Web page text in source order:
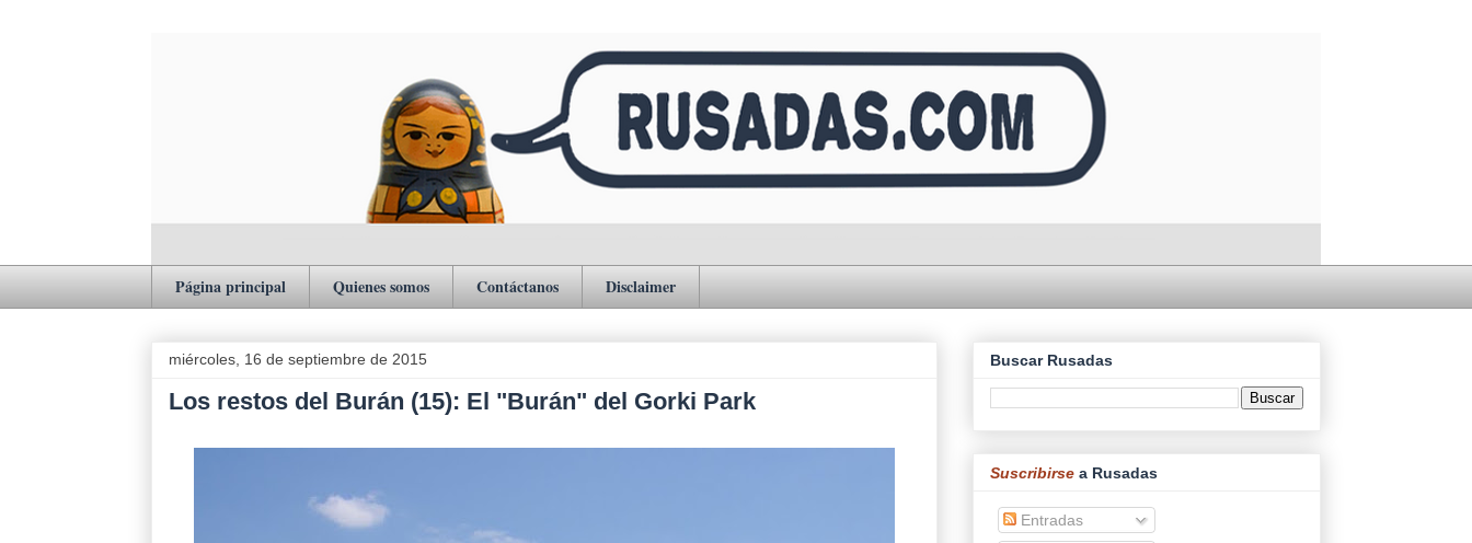
Página principal Quienes somos Contáctanos Disclaimer
miércoles, 16 de septiembre de 2015
Los restos del Burán (15): El "Burán" del Gorki Park
Buscar Rusadas
Suscribirse a Rusadas
Entradas